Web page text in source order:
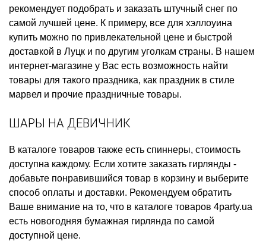
рекомендует подобрать и заказать штучный снег по
самой лучшей цене. К примеру, все для хэллоуина
купить можно по привлекательной цене и быстрой
доставкой в Луцк и по другим уголкам страны. В нашем
интернет-магазине у Вас есть возможность найти
товары для такого праздника, как праздник в стиле
марвел и прочие праздничные товары.
ШАРЫ НА ДЕВИЧНИК
В каталоге товаров также есть спиннеры, стоимость
доступна каждому. Если хотите заказать гирлянды -
добавьте понравившийся товар в корзину и выберите
способ оплаты и доставки. Рекомендуем обратить
Ваше внимание на то, что в каталоге товаров 4party.ua
есть новогодняя бумажная гирлянда по самой
доступной цене.